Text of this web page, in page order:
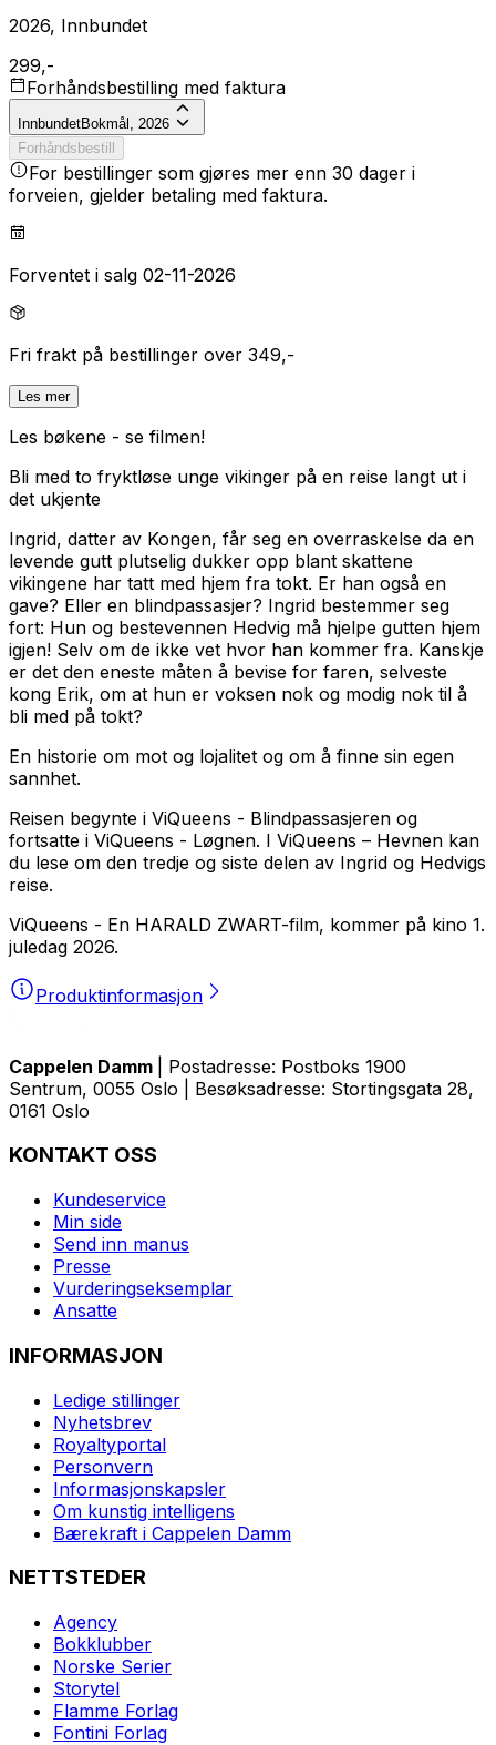
2026, Innbundet
299,-
Forhåndsbestilling med faktura
InnbundetBokmål, 2026
Forhåndsbestill
For bestillinger som gjøres mer enn 30 dager i
forveien, gjelder betaling med faktura.
Forventet i salg 02-11-2026
Fri frakt på bestillinger over 349,-
Les mer
Les bøkene - se filmen!
Bli med to fryktløse unge vikinger på en reise langt ut i
det ukjente
Ingrid, datter av Kongen, får seg en overraskelse da en
levende gutt plutselig dukker opp blant skattene
vikingene har tatt med hjem fra tokt. Er han også en
gave? Eller en blindpassasjer? Ingrid bestemmer seg
fort: Hun og bestevennen Hedvig må hjelpe gutten hjem
igjen! Selv om de ikke vet hvor han kommer fra. Kanskje
er det den eneste måten å bevise for faren, selveste
kong Erik, om at hun er voksen nok og modig nok til å
bli med på tokt?
En historie om mot og lojalitet og om å finne sin egen
sannhet.
Reisen begynte i ViQueens - Blindpassasjeren og
fortsatte i ViQueens - Løgnen. I ViQueens – Hevnen kan
du lese om den tredje og siste delen av Ingrid og Hedvigs
reise.
ViQueens - En HARALD ZWART-film, kommer på kino 1.
juledag 2026.
Produktinformasjon
Cappelen Damm
| Postadresse: Postboks 1900
Sentrum, 0055 Oslo | Besøksadresse: Stortingsgata 28,
0161 Oslo
KONTAKT OSS
Kundeservice
Min side
Send inn manus
Presse
Vurderingseksemplar
Ansatte
INFORMASJON
Ledige stillinger
Nyhetsbrev
Royaltyportal
Personvern
Informasjonskapsler
Om kunstig intelligens
Bærekraft i Cappelen Damm
NETTSTEDER
Agency
Bokklubber
Norske Serier
Storytel
Flamme Forlag
Fontini Forlag